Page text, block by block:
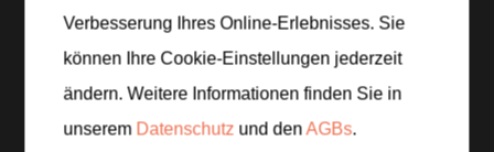
Schritt 1/5
Schneide die Zucchini in fingerdicke Sticks. Verquirle
die Eier, vermenge Panko mit dem geriebenen
bereit.
Verbesserung Ihres Online-Erlebnisses. Sie
können Ihre Cookie-Einstellungen jederzeit
ändern. Weitere Informationen finden Sie in
unserem Datenschutz und denAGBs.